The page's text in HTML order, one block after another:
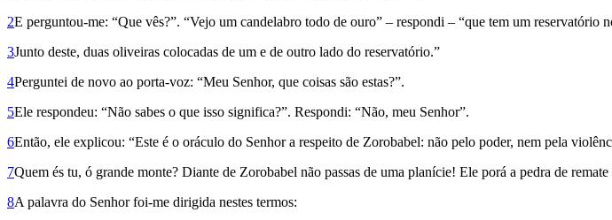
2E perguntou-me: “Que vês?”. “Vejo um candelabro todo de ouro” – respondi – “que tem um reservatório
3Junto deste, duas oliveiras colocadas de um e de outro lado do reservatório.”
4Perguntei de novo ao porta-voz: “Meu Senhor, que coisas são estas?”.
5Ele respondeu: “Não sabes o que isso significa?”. Respondi: “Não, meu Senhor”.
6Então, ele explicou: “Este é o oráculo do Senhor a respeito de Zorobabel: não pelo poder, nem pela
7Quem és tu, ó grande monte? Diante de Zorobabel não passas de uma planície! Ele porá a pedra de
8A palavra do Senhor foi-me dirigida nestes termos: